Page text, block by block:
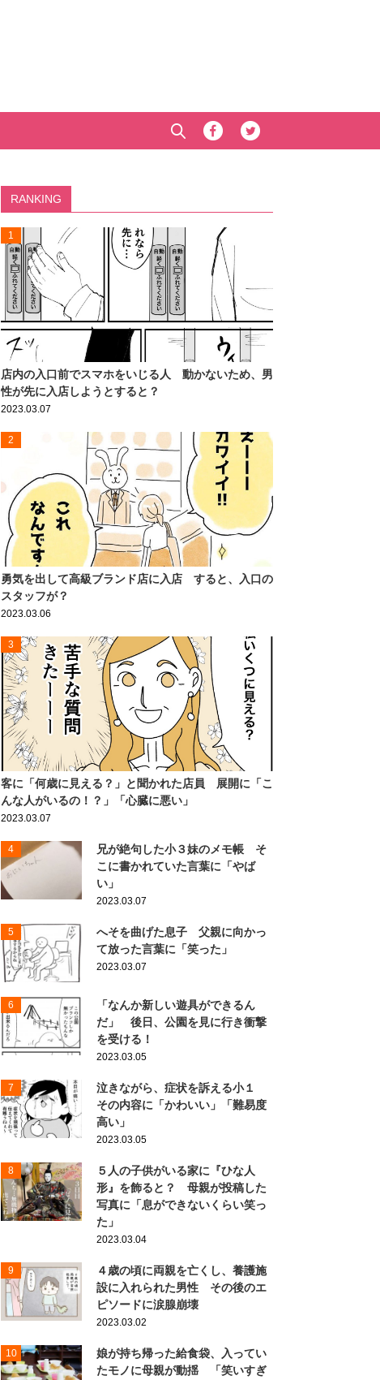
RANKING
1
店内の入口前でスマホをいじる人 動かないため、男
性が先に入店しようとすると？
2023.03.07
2
勇気を出して高級ブランド店に入店 すると、入口の
スタッフが？
2023.03.06
3
客に「何歳に見える？」と聞かれた店員 展開に「こ
んな人がいるの！？」「心臓に悪い」
2023.03.07
4
兄が絶句した小３妹のメモ帳 そ
こに書かれていた言葉に「やば
い」
2023.03.07
5
へそを曲げた息子 父親に向かっ
て放った言葉に「笑った」
2023.03.07
6
「なんか新しい遊具ができるん
だ」 後日、公園を見に行き衝撃
を受ける！
2023.03.05
7
泣きながら、症状を訴える小１
その内容に「かわいい」「難易度
高い」
2023.03.05
8
５人の子供がいる家に『ひな人
形』を飾ると？ 母親が投稿した
写真に「息ができないくらい笑っ
た」
2023.03.04
9
４歳の頃に両親を亡くし、養護施
設に入れられた男性 その後のエ
ピソードに涙腺崩壊
2023.03.02
10
娘が持ち帰った給食袋、入ってい
たモノに母親が動揺 「笑いすぎ